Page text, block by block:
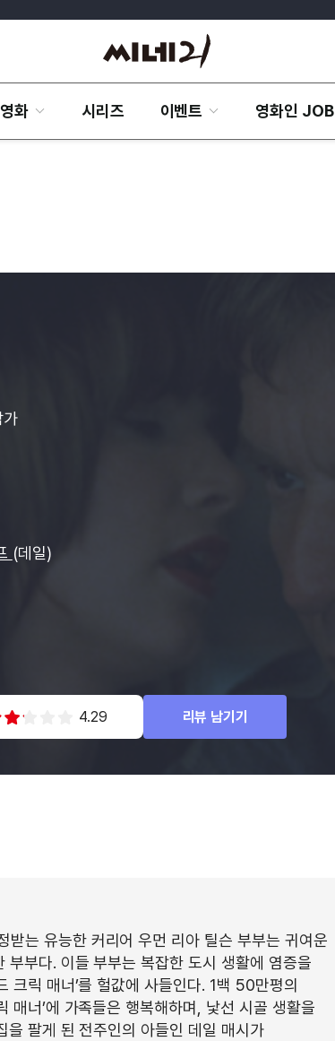
영화 시리즈 이벤트 영화인 JOB
가
(데일)
4.29 리뷰 남기기
받는 유능한 커리어 우먼 리아 틸슨 부부는 귀여운
부다. 이들 부부는 복잡한 도시 생활에 염증을
크릭 매너’를 헐값에 사들인다. 1백 50만평의
매너’에 가족들은 행복해하며, 낯선 시골 생활을
팔게 된 전주인의 아들인 데일 매시가